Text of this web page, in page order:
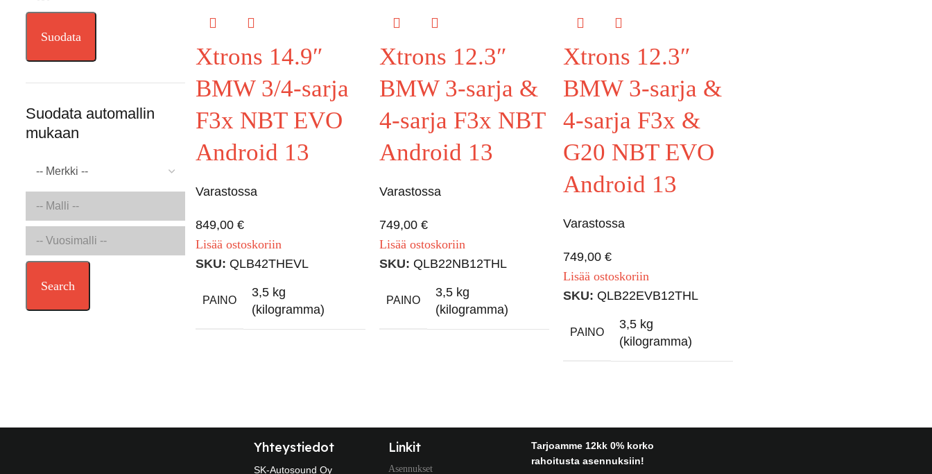
Suodata
Suodata automallin
mukaan
Search
Xtrons 14.9″
BMW 3/4-sarja
F3x NBT EVO
Android 13
Varastossa
849,00 €
Lisää ostoskoriin
SKU: QLB42THEVL
PAINO
3,5 kg
(kilogramma)
Xtrons 12.3″
BMW 3-sarja &
4-sarja F3x NBT
Android 13
Varastossa
749,00 €
Lisää ostoskoriin
SKU: QLB22NB12THL
PAINO
3,5 kg
(kilogramma)
Xtrons 12.3″
BMW 3-sarja &
4-sarja F3x &
G20 NBT EVO
Android 13
Varastossa
749,00 €
Lisää ostoskoriin
SKU: QLB22EVB12THL
PAINO
3,5 kg
(kilogramma)
Yhteystiedot
SK-Autosound Oy
Linkit
Asennukset
Tarjoamme 12kk 0% korko
rahoitusta asennuksiin!